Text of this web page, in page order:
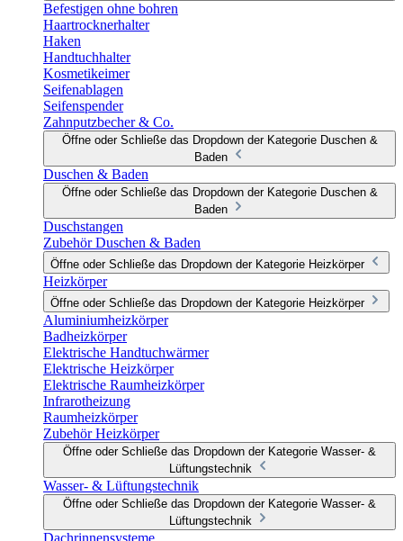
Befestigen ohne bohren
Haartrocknerhalter
Haken
Handtuchhalter
Kosmetikeimer
Seifenablagen
Seifenspender
Zahnputzbecher & Co.
Öffne oder Schließe das Dropdown der Kategorie Duschen &
Baden
Duschen & Baden
Öffne oder Schließe das Dropdown der Kategorie Duschen &
Baden
Duschstangen
Zubehör Duschen & Baden
Öffne oder Schließe das Dropdown der Kategorie Heizkörper
Heizkörper
Öffne oder Schließe das Dropdown der Kategorie Heizkörper
Aluminiumheizkörper
Badheizkörper
Elektrische Handtuchwärmer
Elektrische Heizkörper
Elektrische Raumheizkörper
Infrarotheizung
Raumheizkörper
Zubehör Heizkörper
Öffne oder Schließe das Dropdown der Kategorie Wasser- &
Lüftungstechnik
Wasser- & Lüftungstechnik
Öffne oder Schließe das Dropdown der Kategorie Wasser- &
Lüftungstechnik
Dachrinnensysteme